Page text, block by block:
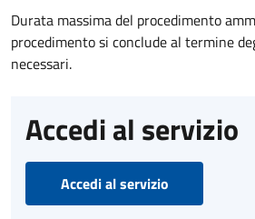
Durata massima del procedimento
procedimento si conclude al termine
necessari.
Accedi al servizio
Accedi al servizio